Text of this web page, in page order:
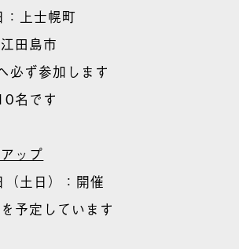
上士幌町
田島市
必ず参加します
名です
ップ
土日）：開催
予定しています